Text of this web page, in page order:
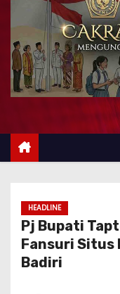
HEADLINE
Pj Bupati
Fansuri Situs
Badiri